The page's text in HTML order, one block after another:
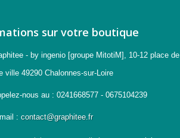
sur votre boutique
- by ingenio [groupe MitotiM], 10-12 place de
ville 49290 Chalonnes-sur-Loire
nous au : 0241668577 - 0675104239
: contact@graphitee.fr